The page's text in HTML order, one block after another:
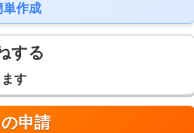
単作成
する
す
申請